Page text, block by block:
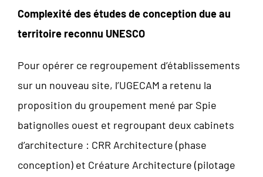
Complexité des études de conception due au
territoire reconnu UNESCO
Pour opérer ce regroupement d’établissements
sur un nouveau site, l’UGECAM a retenu la
proposition du groupement mené par Spie
batignolles ouest et regroupant deux cabinets
d’architecture : CRR Architecture (phase
conception) et Créature Architecture (pilotage